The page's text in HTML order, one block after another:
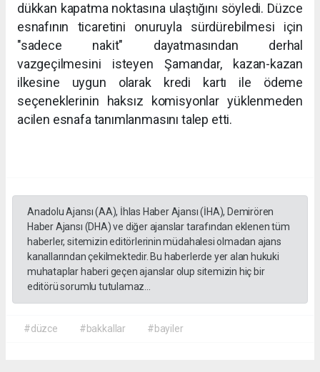
dükkan kapatma noktasına ulaştığını söyledi. Düzce
esnafının ticaretini onuruyla sürdürebilmesi için
"sadece nakit" dayatmasından derhal
vazgeçilmesini isteyen Şamandar, kazan-kazan
ilkesine uygun olarak kredi kartı ile ödeme
seçeneklerinin haksız komisyonlar yüklenmeden
acilen esnafa tanımlanmasını talep etti.
Anadolu Ajansı (AA), İhlas Haber Ajansı (İHA), Demirören
Haber Ajansı (DHA) ve diğer ajanslar tarafından eklenen tüm
haberler, sitemizin editörlerinin müdahalesi olmadan ajans
kanallarından çekilmektedir. Bu haberlerde yer alan hukuki
muhataplar haberi geçen ajanslar olup sitemizin hiç bir
editörü sorumlu tutulamaz...
#düzce #bakkallar #bayiler